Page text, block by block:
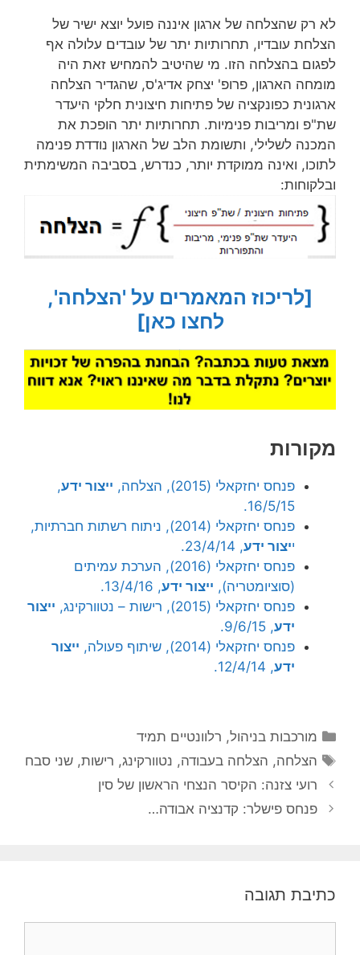
לא רק שהצלחה של ארגון איננה פועל יוצא ישיר של
הצלחת עובדיו, תחרותיות יתר של עובדים עלולה אף
לפגום בהצלחה הזו. מי שהיטיב להמחיש זאת היה
מומחה הארגון, פרופ' יצחק אדיג'ס, שהגדיר הצלחה
ארגונית כפונקציה של פתיחות חיצונית חלקי היעדר
שת"פ ומריבות פנימיות. תחרותיות יתר הופכת את
המכנה לשלילי, ותשומת הלב של הארגון נודדת פנימה
לתוכו, ואינה ממוקדת יותר, כנדרש, בסביבה המשימתית
ובלקוחות:
[לריכוז המאמרים על 'הצלחה',
לחצו כאן]
מקורות
פנחס יחזקאלי (2015), הצלחה, ייצור ידע,
16/5/15.
פנחס יחזקאלי (2014), ניתוח רשתות חברתיות,
ייצור ידע, 23/4/14.
פנחס יחזקאלי (2016), הערכת עמיתים
(סוציומטריה), ייצור ידע, 13/4/16.
פנחס יחזקאלי (2015), רישות – נטוורקינג,
ייצור
ידע, 9/6/15.
פנחס יחזקאלי (2014), שיתוף פעולה,
ייצור
ידע, 12/4/14.
קטגוריות
מורכבות בניהול, רלוונטיים תמיד
תגיות
הצלחה, הצלחה בעבודה, נטוורקינג, רישות,שני סבח
רועי צזנה: הקיסר הנצחי הראשון של סין
פנחס פישלר: קדנציה אבודה…
כתיבת תגובה